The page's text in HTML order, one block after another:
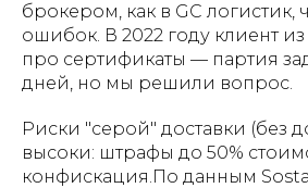
брокером, как в GC логистик,
ошибок. В 2022 году клиент
про сертификаты — партия
дней, но мы решили вопрос.
Риски "серой" доставки (без
высоки: штрафы до 50%
конфискация.По данным